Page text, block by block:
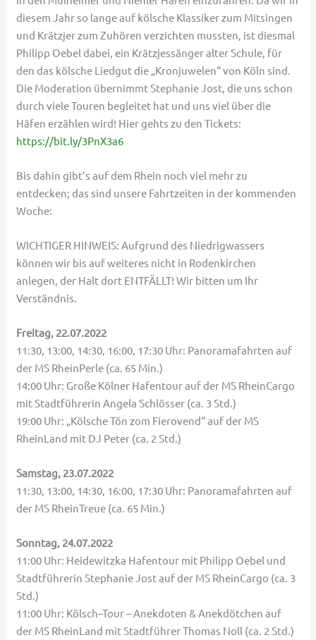
diesem Jahr so lange auf kölsche Klassiker zum Mitsingen
und Krätzjer zum Zuhören verzichten mussten, ist diesmal
Philipp Oebel dabei, ein Krätzjessänger alter Schule, für
den das kölsche Liedgut die „Kronjuwelen“ von Köln sind.
Die Moderation übernimmt Stephanie Jost, die uns schon
durch viele Touren begleitet hat und uns viel über die
Häfen erzählen wird! Hier gehts zu den Tickets:
https://bit.ly/3PnX3a6
Bis dahin gibt’s auf dem Rhein noch viel mehr zu
entdecken; das sind unsere Fahrtzeiten in der kommenden
Woche:
WICHTIGER HINWEIS: Aufgrund des Niedrigwassers
können wir bis auf weiteres nicht in Rodenkirchen
anlegen, der Halt dort ENTFÄLLT! Wir bitten um Ihr
Verständnis.
Freitag, 22.07.2022
11:30, 13:00, 14:30, 16:00, 17:30 Uhr: Panoramafahrten auf
der MS RheinPerle (ca. 65 Min.)
14:00 Uhr: Große Kölner Hafentour auf der MS RheinCargo
mit Stadtführerin Angela Schlösser (ca. 3 Std.)
19:00 Uhr: „Kölsche Tön zom Fierovend“ auf der MS
RheinLand mit DJ Peter (ca. 2 Std.)
Samstag, 23.07.2022
11:30, 13:00, 14:30, 16:00, 17:30 Uhr: Panoramafahrten auf
der MS RheinTreue (ca. 65 Min.)
Sonntag, 24.07.2022
11:00 Uhr: Heidewitzka Hafentour mit Philipp Oebel und
Stadtführerin Stephanie Jost auf der MS RheinCargo (ca. 3
Std.)
11:00 Uhr: Kölsch–Tour – Anekdoten & Anekdötchen auf
der MS RheinLand mit Stadtführer Thomas Noll (ca. 2 Std.)